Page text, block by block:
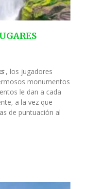
, los jugadores
monumentos
le dan a cada
a la vez que
de puntuación al